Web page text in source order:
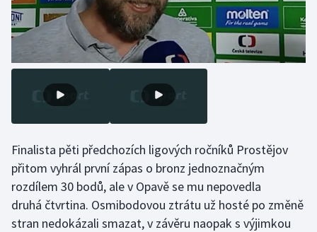
Gymnastika
Krasobruslení
Lezení
Lyže a snowboard
Finalista pěti předchozích ligových ročníků Prostějov
přitom vyhrál první zápas o bronz jednoznačným
rozdílem 30 bodů, ale v Opavě se mu nepovedla
druhá čtvrtina. Osmibodovou ztrátu už hosté po změně
stran nedokázali smazat, v závěru naopak s výjimkou